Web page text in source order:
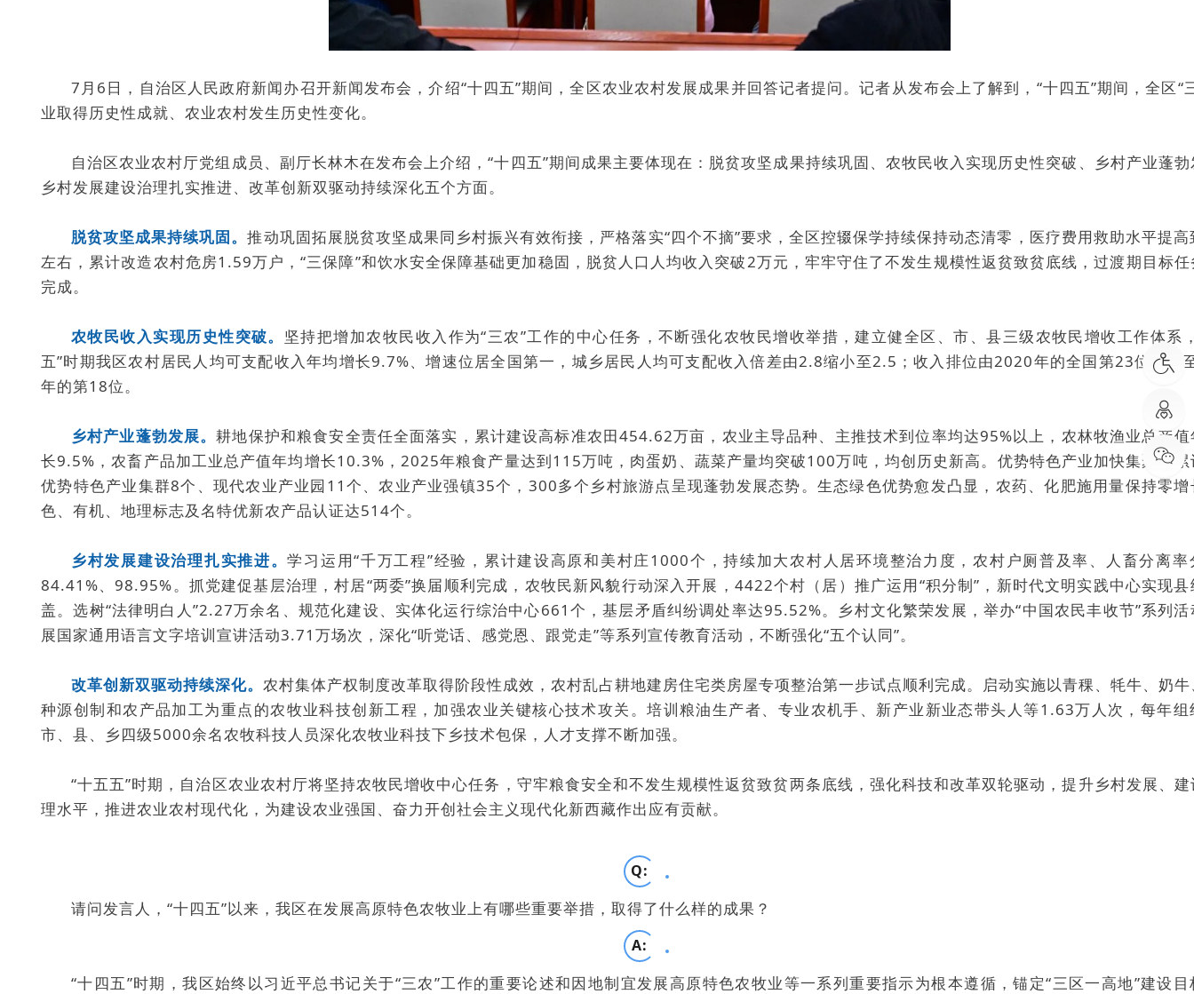
7月6日，自治区人民政府新闻办召开新闻发布会，介绍“十四五”期间，全区农业农村发展成果并回答记者提问。记者从发布会上了解到，“十四五”期间，全区“
业取得历史性成就、农业农村发生历史性变化。
自治区农业农村厅党组成员、副厅长林木在发布会上介绍，“十四五”期间成果主要体现在：脱贫攻坚成果持续巩固、农牧民收入实现历史性突破、乡村产业蓬
乡村发展建设治理扎实推进、改革创新双驱动持续深化五个方面。
脱贫攻坚成果持续巩固。推动巩固拓展脱贫攻坚成果同乡村振兴有效衔接，严格落实“四个不摘”要求，全区控辍保学持续保持动态清零，医疗费用救助水平提
左右，累计改造农村危房1.59万户，“三保障”和饮水安全保障基础更加稳固，脱贫人口人均收入突破2万元，牢牢守住了不发生规模性返贫致贫底线，过渡期目标
完成。
农牧民收入实现历史性突破。 坚持把增加农牧民收入作为“三农”工作的中心任务，不断强化农牧民增收举措，建立健全区、市、县三级农牧民增收工作体系
五”时期我区农村居民人均可支配收入年均增长9.7%、增速位居全国第一，城乡居民人均可支配收入倍差由2.8缩小至2.5；收入排位由2020年的全国第23位攀升
年的第18位。
乡村产业蓬勃发展。耕地保护和粮食安全责任全面落实，累计建设高标准农田454.62万亩，农业主导品种、主推技术到位率均达95%以上，农林牧渔业总产
长9.5%，农畜产品加工业总产值年均增长10.3%，2025年粮食产量达到115万吨，肉蛋奶、蔬菜产量均突破100万吨，均创历史新高。优势特色产业加快集聚，
优势特色产业集群8个、现代农业产业园11个、农业产业强镇35个，300多个乡村旅游点呈现蓬勃发展态势。生态绿色优势愈发凸显，农药、化肥施用量保持零增
色、有机、地理标志及名特优新农产品认证达514个。
乡村发展建设治理扎实推进。学习运用“千万工程”经验，累计建设高原和美村庄1000个，持续加大农村人居环境整治力度，农村户厕普及率、人畜分离率
84.41%、98.95%。抓党建促基层治理，村居“两委”换届顺利完成，农牧民新风貌行动深入开展，4422个村（居）推广运用“积分制”，新时代文明实践中心实现
盖。选树“法律明白人”2.27万余名、规范化建设、实体化运行综治中心661个，基层矛盾纠纷调处率达95.52%。乡村文化繁荣发展，举办“中国农民丰收节”系列
展国家通用语言文字培训宣讲活动3.71万场次，深化“听党话、感党恩、跟党走”等系列宣传教育活动，不断强化“五个认同”。
改革创新双驱动持续深化。 农村集体产权制度改革取得阶段性成效，农村乱占耕地建房住宅类房屋专项整治第一步试点顺利完成。启动实施以青稞、牦牛、奶
种源创制和农产品加工为重点的农牧业科技创新工程，加强农业关键核心技术攻关。培训粮油生产者、专业农机手、新产业新业态带头人等1.63万人次，每年组
市、县、乡四级5000余名农牧科技人员深化农牧业科技下乡技术包保，人才支撑不断加强。
“十五五”时期，自治区农业农村厅将坚持农牧民增收中心任务，守牢粮食安全和不发生规模性返贫致贫两条底线，强化科技和改革双轮驱动，提升乡村发展、
理水平，推进农业农村现代化，为建设农业强国、奋力开创社会主义现代化新西藏作出应有贡献。
Q:
请问发言人，“十四五”以来，我区在发展高原特色农牧业上有哪些重要举措，取得了什么样的成果？
A:
“十四五”时期，我区始终以习近平总书记关于“三农”工作的重要论述和因地制宜发展高原特色农牧业等一系列重要指示为根本遵循，锚定“三区一高地”建设